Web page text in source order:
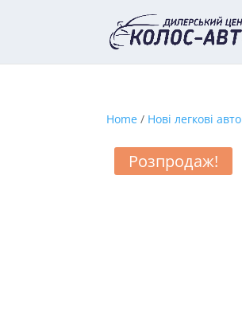
Home / Нові легкові авто
Розпродаж!